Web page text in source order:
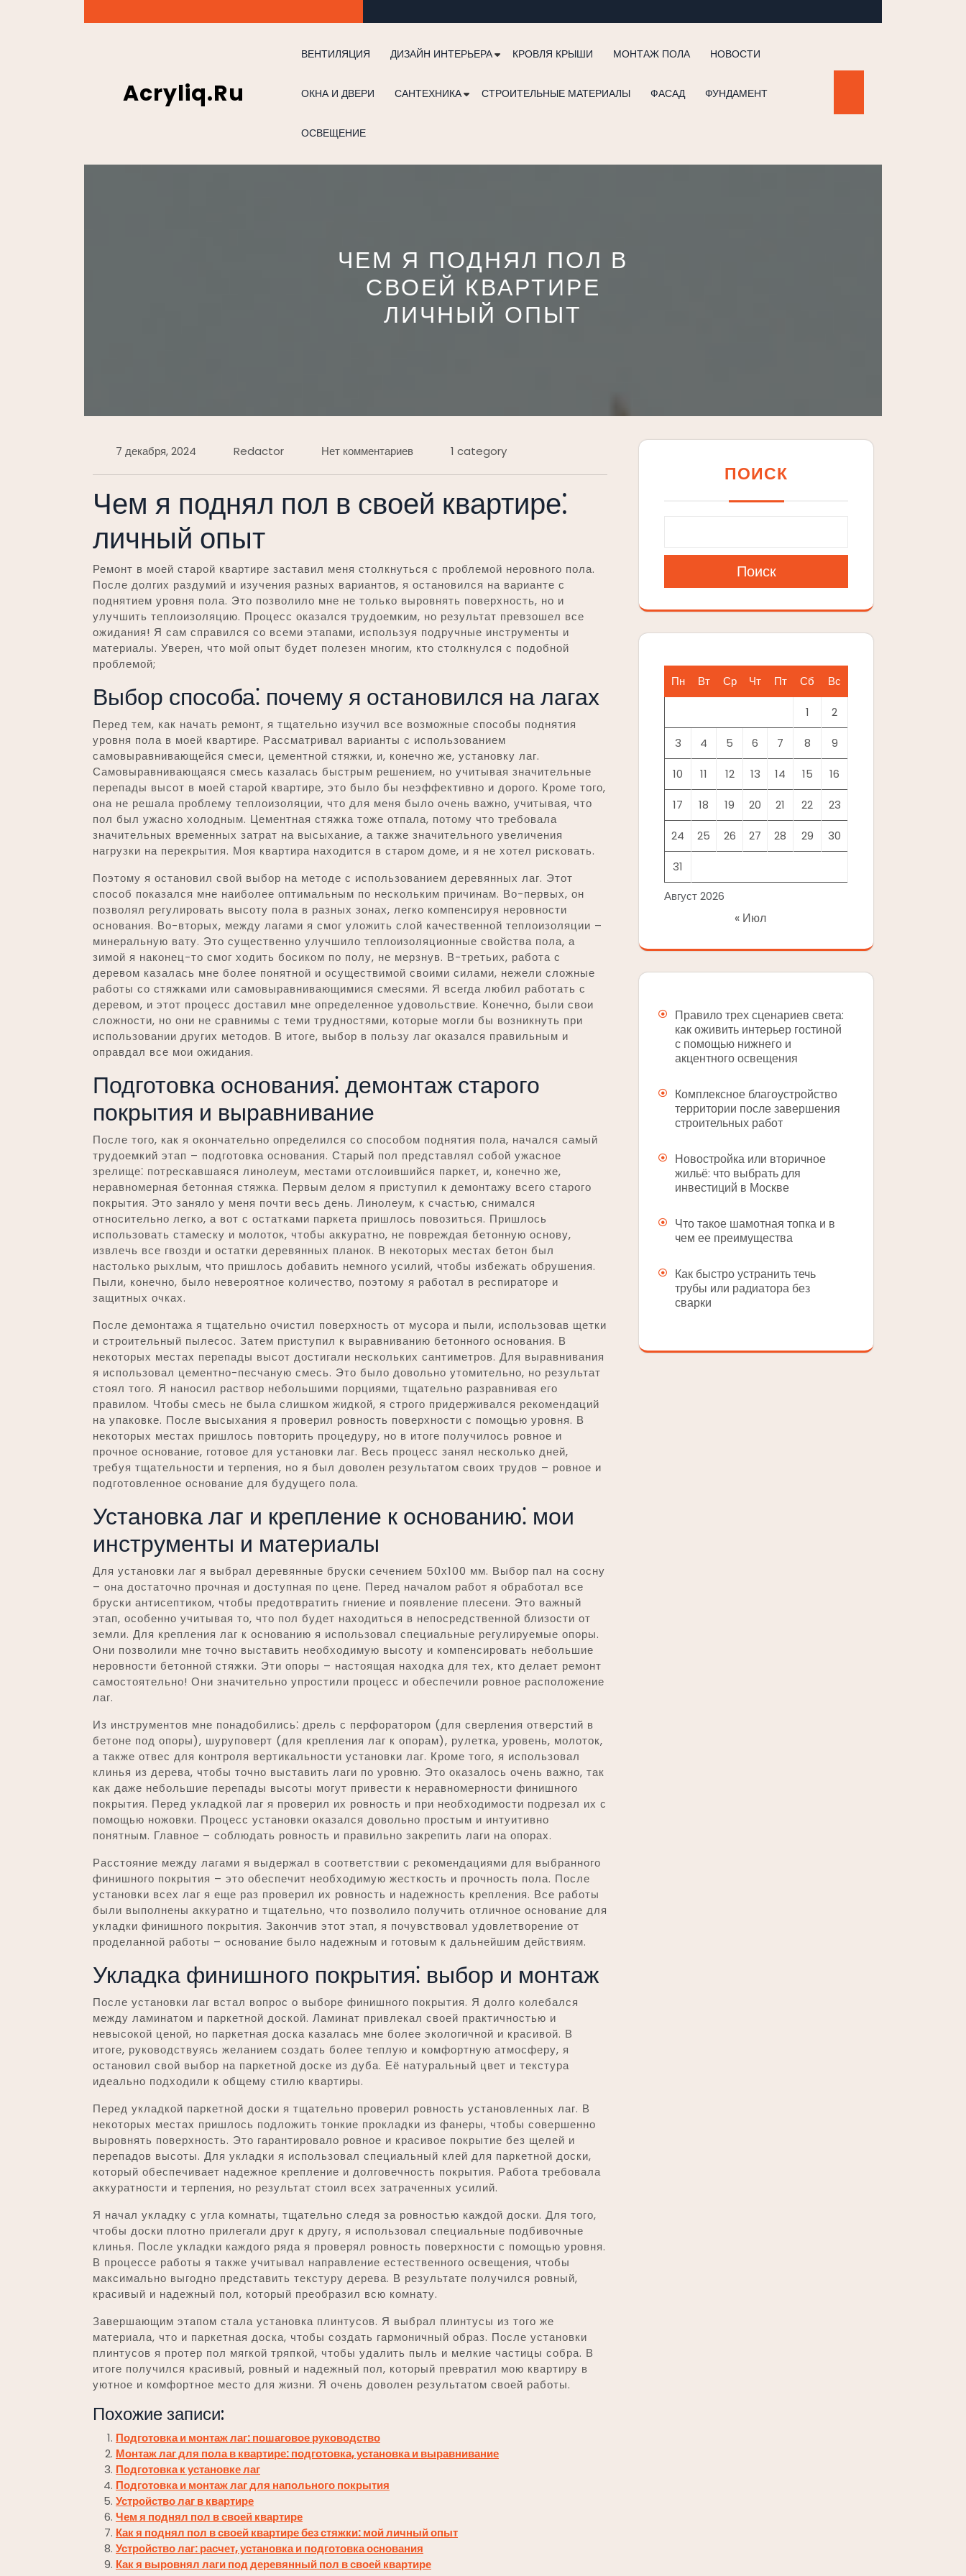
к
Acryliq.ru
ВЕНТИЛЯЦИЯ ДИЗАЙН ИНТЕРЬЕРА КРОВЛЯ КРЫШИ МОНТАЖ ПОЛА НОВОСТИ
ОКНА И ДВЕРИ САНТЕХНИКА СТРОИТЕЛЬНЫЕ МАТЕРИАЛЫ ФАСАД ФУНДАМЕНТ
ОСВЕЩЕНИЕ
ЧЕМ Я ПОДНЯЛ ПОЛ В
СВОЕЙ КВАРТИРЕ
ЛИЧНЫЙ ОПЫТ
7 декабря, 2024 Redactor Нет комментариев 1 category
Чем я поднял пол в своей квартире⁚
личный опыт
Ремонт в моей старой квартире заставил меня столкнуться с проблемой неровного пола.
После долгих раздумий и изучения разных вариантов, я остановился на варианте с
поднятием уровня пола. Это позволило мне не только выровнять поверхность, но и
улучшить теплоизоляцию. Процесс оказался трудоемким, но результат превзошел все
ожидания! Я сам справился со всеми этапами, используя подручные инструменты и
материалы. Уверен, что мой опыт будет полезен многим, кто столкнулся с подобной
проблемой;
Выбор способа⁚ почему я остановился на лагах
Перед тем, как начать ремонт, я тщательно изучил все возможные способы поднятия
уровня пола в моей квартире. Рассматривал варианты с использованием
самовыравнивающейся смеси, цементной стяжки, и, конечно же, установку лаг.
Самовыравнивающаяся смесь казалась быстрым решением, но учитывая значительные
перепады высот в моей старой квартире, это было бы неэффективно и дорого. Кроме того,
она не решала проблему теплоизоляции, что для меня было очень важно, учитывая, что
пол был ужасно холодным. Цементная стяжка тоже отпала, потому что требовала
значительных временных затрат на высыхание, а также значительного увеличения
нагрузки на перекрытия. Моя квартира находится в старом доме, и я не хотел рисковать.
Поэтому я остановил свой выбор на методе с использованием деревянных лаг. Этот
способ показался мне наиболее оптимальным по нескольким причинам. Во-первых, он
позволял регулировать высоту пола в разных зонах, легко компенсируя неровности
основания. Во-вторых, между лагами я смог уложить слой качественной теплоизоляции –
минеральную вату. Это существенно улучшило теплоизоляционные свойства пола, а
зимой я наконец-то смог ходить босиком по полу, не мерзнув. В-третьих, работа с
деревом казалась мне более понятной и осуществимой своими силами, нежели сложные
работы со стяжками или самовыравнивающимися смесями. Я всегда любил работать с
деревом, и этот процесс доставил мне определенное удовольствие. Конечно, были свои
сложности, но они не сравнимы с теми трудностями, которые могли бы возникнуть при
использовании других методов. В итоге, выбор в пользу лаг оказался правильным и
оправдал все мои ожидания.
Подготовка основания⁚ демонтаж старого
покрытия и выравнивание
После того, как я окончательно определился со способом поднятия пола, начался самый
трудоемкий этап – подготовка основания. Старый пол представлял собой ужасное
зрелище⁚ потрескавшаяся линолеум, местами отслоившийся паркет, и, конечно же,
неравномерная бетонная стяжка. Первым делом я приступил к демонтажу всего старого
покрытия. Это заняло у меня почти весь день. Линолеум, к счастью, снимался
относительно легко, а вот с остатками паркета пришлось повозиться. Пришлось
использовать стамеску и молоток, чтобы аккуратно, не повреждая бетонную основу,
извлечь все гвозди и остатки деревянных планок. В некоторых местах бетон был
настолько рыхлым, что пришлось добавить немного усилий, чтобы избежать обрушения.
Пыли, конечно, было невероятное количество, поэтому я работал в респираторе и
защитных очках.
После демонтажа я тщательно очистил поверхность от мусора и пыли, использовав щетки
и строительный пылесос. Затем приступил к выравниванию бетонного основания. В
некоторых местах перепады высот достигали нескольких сантиметров. Для выравнивания
я использовал цементно-песчаную смесь. Это было довольно утомительно, но результат
стоял того. Я наносил раствор небольшими порциями, тщательно разравнивая его
правилом. Чтобы смесь не была слишком жидкой, я строго придерживался рекомендаций
на упаковке. После высыхания я проверил ровность поверхности с помощью уровня. В
некоторых местах пришлось повторить процедуру, но в итоге получилось ровное и
прочное основание, готовое для установки лаг. Весь процесс занял несколько дней,
требуя тщательности и терпения, но я был доволен результатом своих трудов – ровное и
подготовленное основание для будущего пола.
Установка лаг и крепление к основанию⁚ мои
инструменты и материалы
Для установки лаг я выбрал деревянные бруски сечением 50х100 мм. Выбор пал на сосну
– она достаточно прочная и доступная по цене. Перед началом работ я обработал все
бруски антисептиком, чтобы предотвратить гниение и появление плесени. Это важный
этап, особенно учитывая то, что пол будет находиться в непосредственной близости от
земли. Для крепления лаг к основанию я использовал специальные регулируемые опоры.
Они позволили мне точно выставить необходимую высоту и компенсировать небольшие
неровности бетонной стяжки. Эти опоры – настоящая находка для тех, кто делает ремонт
самостоятельно! Они значительно упростили процесс и обеспечили ровное расположение
лаг.
Из инструментов мне понадобились⁚ дрель с перфоратором (для сверления отверстий в
бетоне под опоры), шуруповерт (для крепления лаг к опорам), рулетка, уровень, молоток,
а также отвес для контроля вертикальности установки лаг. Кроме того, я использовал
клинья из дерева, чтобы точно выставить лаги по уровню. Это оказалось очень важно, так
как даже небольшие перепады высоты могут привести к неравномерности финишного
покрытия. Перед укладкой лаг я проверил их ровность и при необходимости подрезал их с
помощью ножовки. Процесс установки оказался довольно простым и интуитивно
понятным. Главное – соблюдать ровность и правильно закрепить лаги на опорах.
Расстояние между лагами я выдержал в соответствии с рекомендациями для выбранного
финишного покрытия – это обеспечит необходимую жесткость и прочность пола. После
установки всех лаг я еще раз проверил их ровность и надежность крепления. Все работы
были выполнены аккуратно и тщательно, что позволило получить отличное основание для
укладки финишного покрытия. Закончив этот этап, я почувствовал удовлетворение от
проделанной работы – основание было надежным и готовым к дальнейшим действиям.
Укладка финишного покрытия⁚ выбор и монтаж
После установки лаг встал вопрос о выборе финишного покрытия. Я долго колебался
между ламинатом и паркетной доской. Ламинат привлекал своей практичностью и
невысокой ценой, но паркетная доска казалась мне более экологичной и красивой. В
итоге, руководствуясь желанием создать более теплую и комфортную атмосферу, я
остановил свой выбор на паркетной доске из дуба. Её натуральный цвет и текстура
идеально подходили к общему стилю квартиры.
Перед укладкой паркетной доски я тщательно проверил ровность установленных лаг. В
некоторых местах пришлось подложить тонкие прокладки из фанеры, чтобы совершенно
выровнять поверхность. Это гарантировало ровное и красивое покрытие без щелей и
перепадов высоты. Для укладки я использовал специальный клей для паркетной доски,
который обеспечивает надежное крепление и долговечность покрытия. Работа требовала
аккуратности и терпения, но результат стоил всех затраченных усилий.
Я начал укладку с угла комнаты, тщательно следя за ровностью каждой доски. Для того,
чтобы доски плотно прилегали друг к другу, я использовал специальные подбивочные
клинья. После укладки каждого ряда я проверял ровность поверхности с помощью уровня.
В процессе работы я также учитывал направление естественного освещения, чтобы
максимально выгодно представить текстуру дерева. В результате получился ровный,
красивый и надежный пол, который преобразил всю комнату.
Завершающим этапом стала установка плинтусов. Я выбрал плинтусы из того же
материала, что и паркетная доска, чтобы создать гармоничный образ. После установки
плинтусов я протер пол мягкой тряпкой, чтобы удалить пыль и мелкие частицы собра. В
итоге получился красивый, ровный и надежный пол, который превратил мою квартиру в
уютное и комфортное место для жизни. Я очень доволен результатом своей работы.
Похожие записи:
Подготовка и монтаж лаг: пошаговое руководство
Монтаж лаг для пола в квартире: подготовка, установка и выравнивание
Подготовка к установке лаг
Подготовка и монтаж лаг для напольного покрытия
Устройство лаг в квартире
Чем я поднял пол в своей квартире
Как я поднял пол в своей квартире без стяжки: мой личный опыт
Устройство лаг: расчет, установка и подготовка основания
Как я выровнял лаги под деревянный пол в своей квартире
ПОИСК
Поиск
Август 2026
Пн Вт Ср Чт Пт Сб Вс
1 2
3 4 5 6 7 8 9
10 11 12 13 14 15 16
17 18 19 20 21 22 23
24 25 26 27 28 29 30
31
« Июл
Правило трех сценариев света:
как оживить интерьер гостиной
с помощью нижнего и
акцентного освещения
Комплексное благоустройство
территории после завершения
строительных работ
Новостройка или вторичное
жильё: что выбрать для
инвестиций в Москве
Что такое шамотная топка и в
чем ее преимущества
Как быстро устранить течь
трубы или радиатора без
сварки